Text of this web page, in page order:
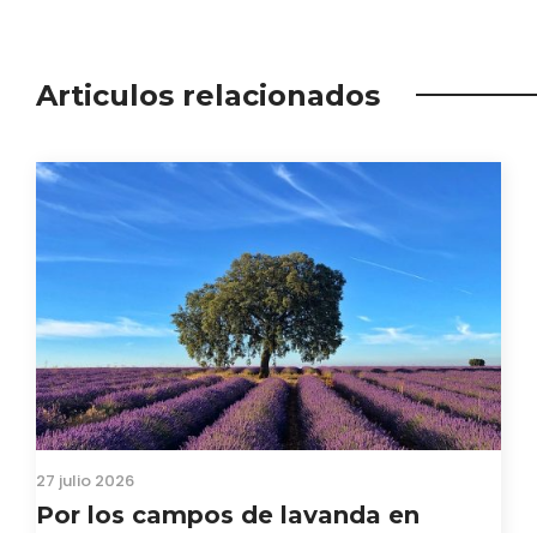
Articulos relacionados
27 julio 2026
Por los campos de lavanda en